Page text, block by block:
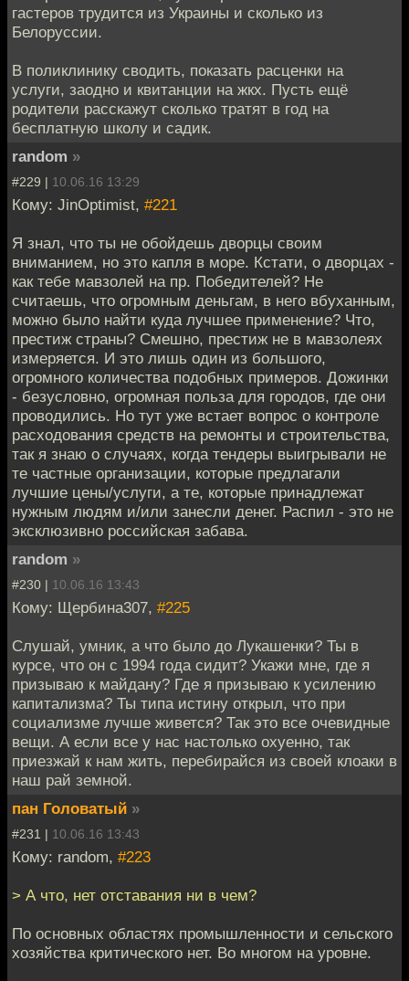
гастеров трудится из Украины и сколько из
Белоруссии.
В поликлинику сводить, показать расценки на
услуги, заодно и квитанции на жкх. Пусть ещё
родители расскажут сколько тратят в год на
бесплатную школу и садик.
random »
#229 | 10.06.16 13:29
Кому: JinOptimist, #221
Я знал, что ты не обойдешь дворцы своим
вниманием, но это капля в море. Кстати, о дворцах -
как тебе мавзолей на пр. Победителей? Не
считаешь, что огромным деньгам, в него вбуханным,
можно было найти куда лучшее применение? Что,
престиж страны? Смешно, престиж не в мавзолеях
измеряется. И это лишь один из большого,
огромного количества подобных примеров. Дожинки
- безусловно, огромная польза для городов, где они
проводились. Но тут уже встает вопрос о контроле
расходования средств на ремонты и строительства,
так я знаю о случаях, когда тендеры выигрывали не
те частные организации, которые предлагали
лучшие цены/услуги, а те, которые принадлежат
нужным людям и/или занесли денег. Распил - это не
эксклюзивно российская забава.
random »
#230 | 10.06.16 13:43
Кому: Щербина307, #225
Слушай, умник, а что было до Лукашенки? Ты в
курсе, что он с 1994 года сидит? Укажи мне, где я
призываю к майдану? Где я призываю к усилению
капитализма? Ты типа истину открыл, что при
социализме лучше живется? Так это все очевидные
вещи. А если все у нас настолько охуенно, так
приезжай к нам жить, перебирайся из своей клоаки в
наш рай земной.
пан Головатый »
#231 | 10.06.16 13:43
Кому: random, #223
> А что, нет отставания ни в чем?
По основных областях промышленности и сельского
хозяйства критического нет. Во многом на уровне.